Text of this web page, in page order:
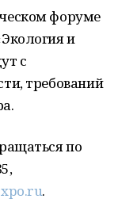
форуме
и
с
требований
по
.